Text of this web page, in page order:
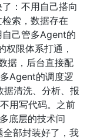
：不用自己搭向
索，数据存在
己管多Agent的
限体系打通，
据，后台直接配
Agent的调度逻
清洗、分析、报
用写代码。之前
底层的技术问
部封装好了，我